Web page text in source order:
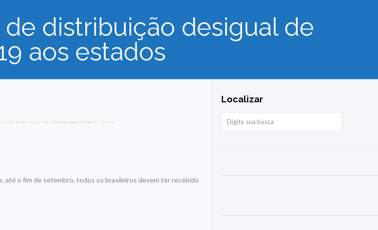
distribuição desigual de
aos estados
até o fim de setembro, todos os brasileiros devem ter recebido
Localizar